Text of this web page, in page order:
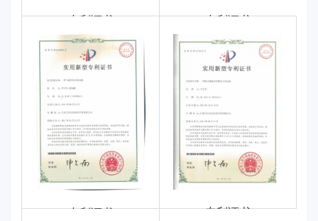
专利证书 专利证书
专利证书 专利证书